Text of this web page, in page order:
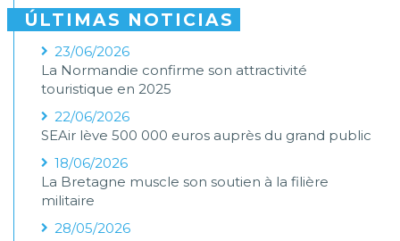
ÚLTIMAS NOTICIAS
23/06/2026
La Normandie confirme son attractivité
touristique en 2025
22/06/2026
SEAir lève 500 000 euros auprès du grand public
18/06/2026
La Bretagne muscle son soutien à la filière
militaire
28/05/2026